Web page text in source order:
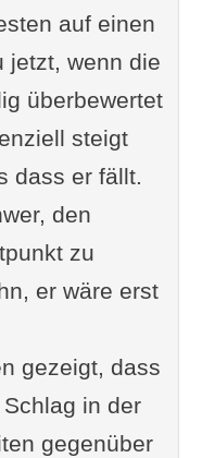
auf einen
jetzt, wenn die
überbewertet
steigt
dass er fällt.
den
zu
er wäre erst
gezeigt, dass
in der
gegenüber